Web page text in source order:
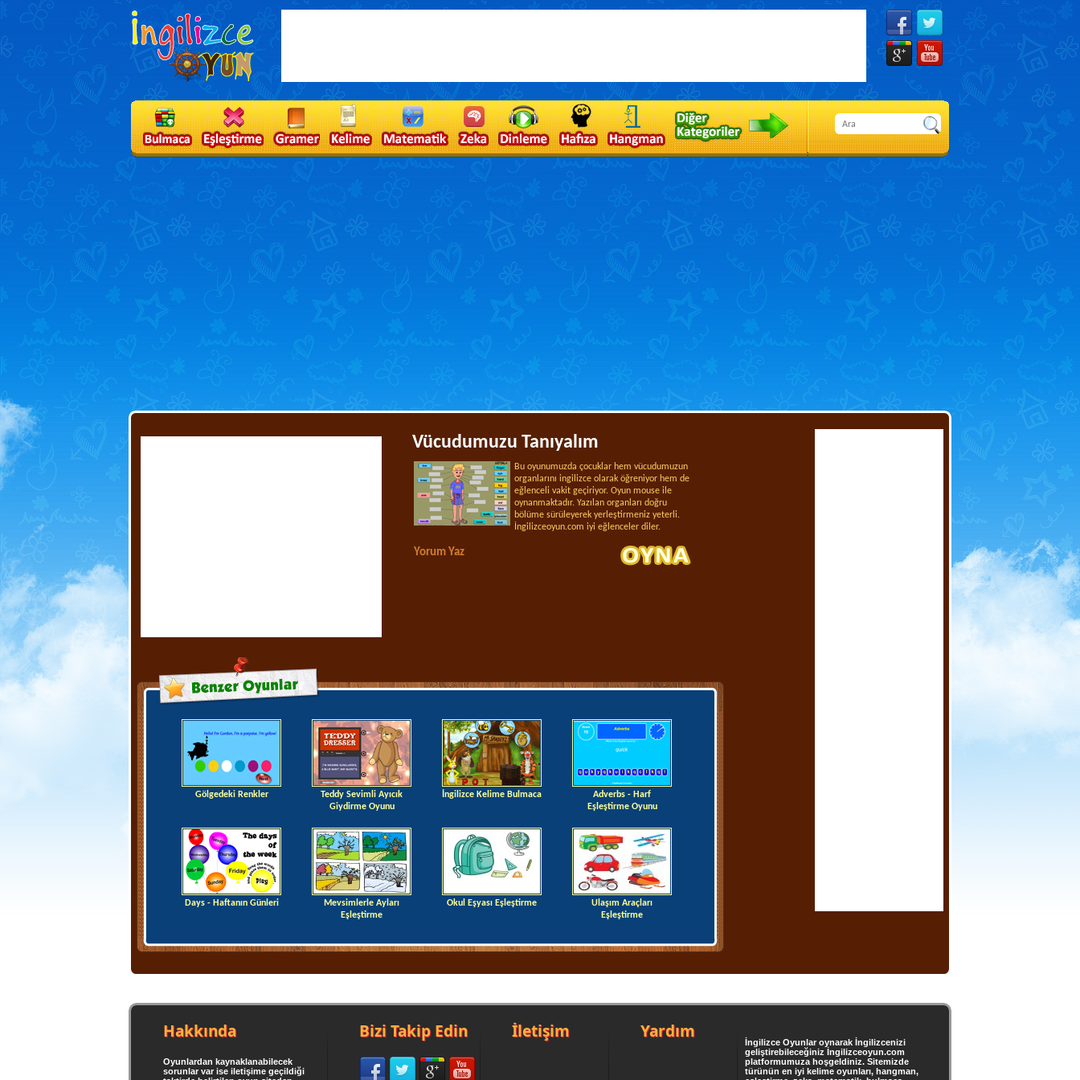
Vücudumuzu Tanıyalım
Bu oyunumuzda çocuklar hem vücudumuzun
organlarını ingilizce olarak öğreniyor hem de
eğlenceli vakit geçiriyor. Oyun mouse ile
oynanmaktadır. Yazılan organları doğru
bölüme sürüleyerek yerleştirmeniz yeterli.
İngilizceoyun.com iyi eğlenceler diler.
Yorum Yaz
Gölgedeki Renkler
Teddy Sevimli Ayıcık
Giydirme Oyunu
İngilizce Kelime Bulmaca
Adverbs - Harf
Eşleştirme Oyunu
Days - Haftanın Günleri
Mevsimlerle Ayları
Eşleştirme
Okul Eşyası Eşleştirme
Ulaşım Araçları
Eşleştirme
Hakkında
Oyunlardan kaynaklanabilecek
sorunlar var ise iletişime geçildiği
Bizi Takip Edin İletişim Yardım
İngilizce Oyunlar oynarak İngilizcenizi
geliştirebileceğiniz İngilizceoyun.com
platformumuza hoşgeldiniz. Sitemizde
türünün en iyi kelime oyunları, hangman,